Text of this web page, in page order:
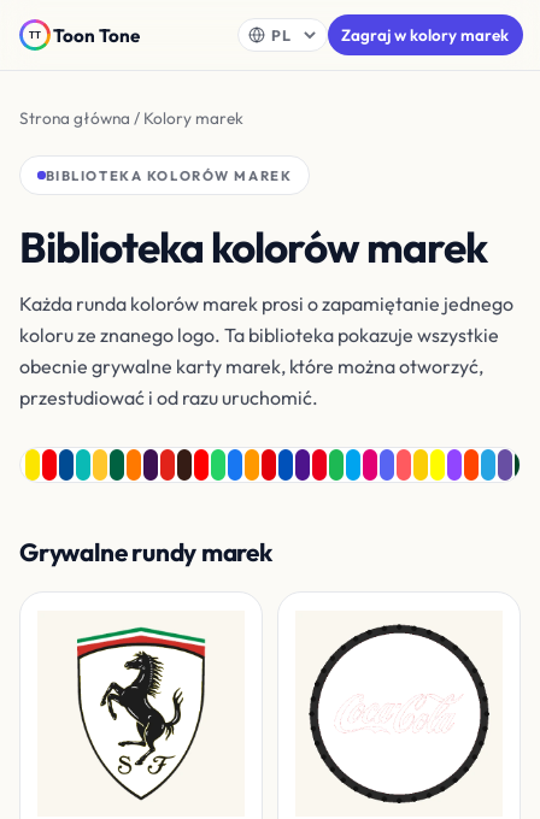
Toon Tone Zagraj w kolory marek
Strona główna / Kolory marek
BIBLIOTEKA KOLORÓW MAREK
Biblioteka kolorów marek
Każda runda kolorów marek prosi o zapamiętanie jednego
koloru ze znanego logo. Ta biblioteka pokazuje wszystkie
obecnie grywalne karty marek, które można otworzyć,
przestudiować i od razu uruchomić.
Grywalne rundy marek